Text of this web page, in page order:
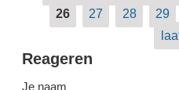
26
27 28 29
Reageren
Je naam